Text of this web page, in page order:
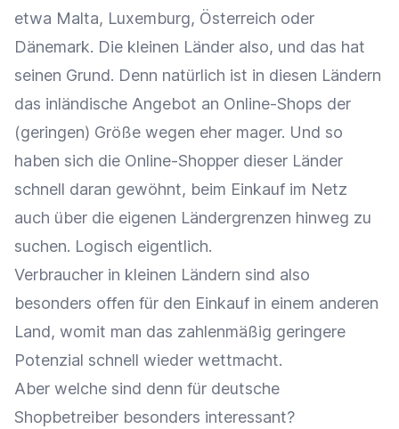
etwa Malta, Luxemburg, Österreich oder
Dänemark. Die kleinen Länder also, und das hat
seinen Grund. Denn natürlich ist in diesen Ländern
das inländische Angebot an Online-Shops der
(geringen) Größe wegen eher mager. Und so
haben sich die Online-Shopper dieser Länder
schnell daran gewöhnt, beim Einkauf im Netz
auch über die eigenen Ländergrenzen hinweg zu
suchen. Logisch eigentlich.
Verbraucher in kleinen Ländern sind also
besonders offen für den Einkauf in einem anderen
Land, womit man das zahlenmäßig geringere
Potenzial schnell wieder wettmacht.
Aber welche sind denn für deutsche
Shopbetreiber besonders interessant?